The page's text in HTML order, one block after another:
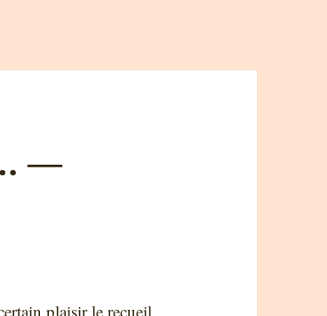
—
plaisir le recueil